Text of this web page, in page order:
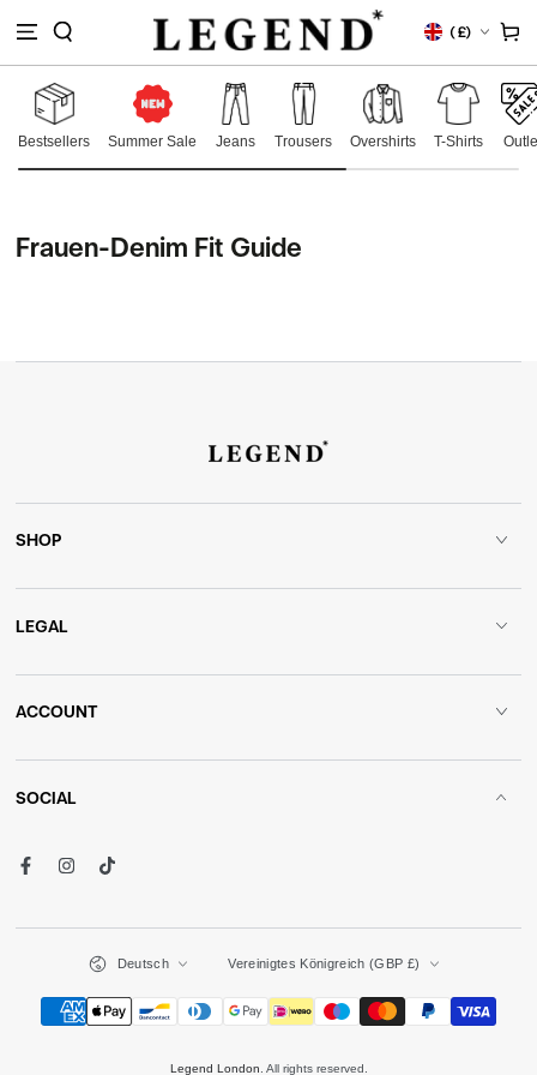
Land/Region
(£)
Bestsellers Summer Sale Jeans Trousers Overshirts T-Shirts
Frauen-Denim Fit Guide
SHOP
LEGAL
ACCOUNT
SOCIAL
FacebookInstagramTikTok
Legend London . All rights reserved.
Deutsch Vereinigtes Königreich (GBP £)
Zahlungsmöglichkeiten